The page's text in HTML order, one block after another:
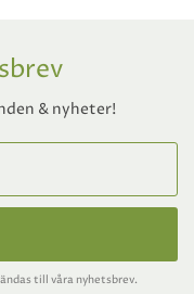
& nyheter!
till våra nyhetsbrev.